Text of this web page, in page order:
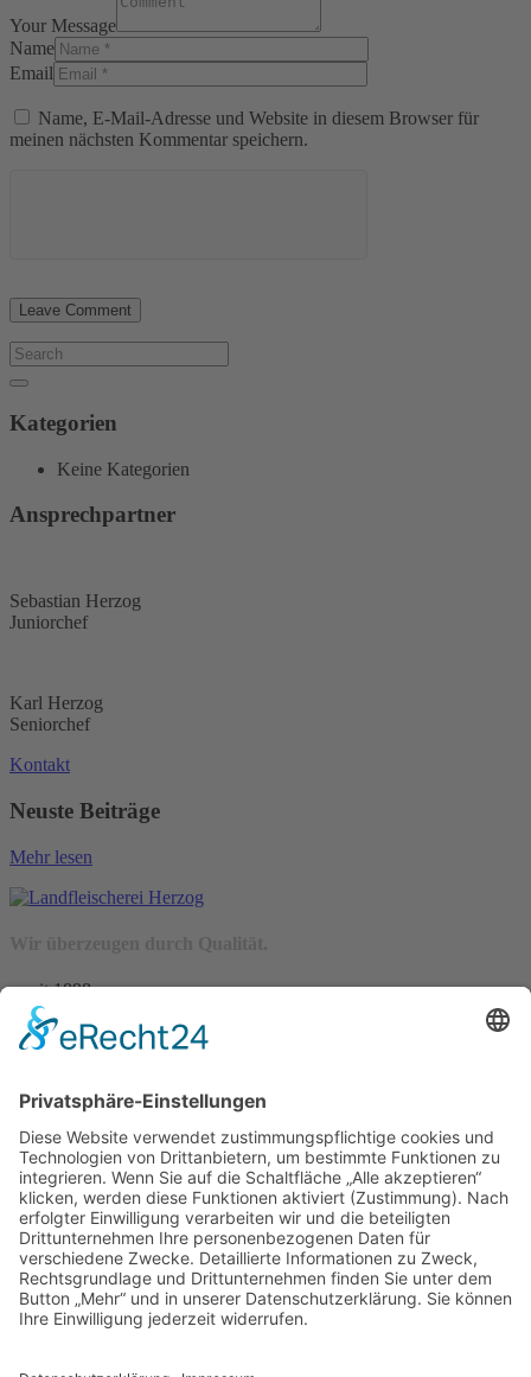
Your Message
Name
Email
Name, E-Mail-Adresse und Website in diesem Browser für
meinen nächsten Kommentar speichern.
Kategorien
Keine Kategorien
Ansprechpartner
Sebastian Herzog
Juniorchef
Karl Herzog
Seniorchef
Kontakt
Neuste Beiträge
Mehr lesen
– seit 1898 –
Wir freuen uns auf Sie:
Landfleischerei & Catering Karl Herzog
Leutersdorfer Str. 6
02794 Spitzkunnersdorf
Tel.: 03586 / 38 62 96
Fax: 03586 / 78 93 32
Startseite
Onlineshop